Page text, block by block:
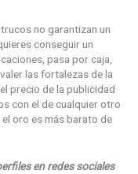
no garantizan un
conseguir un
pasa por caja,
las fortalezas de la
precio de la publicidad
con el de cualquier otro
oro es más barato de
en redes sociales